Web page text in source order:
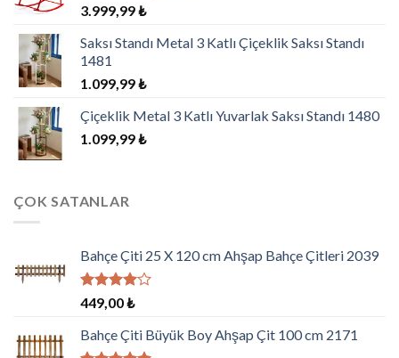
3.999,99₺
Saksı Standı Metal 3 Katlı Çiçeklik Saksı Standı
1481
1.099,99₺
Çiçeklik Metal 3 Katlı Yuvarlak Saksı Standı 1480
1.099,99₺
ÇOK SATANLAR
Bahçe Çiti 25 X 120 cm Ahşap Bahçe Çitleri 2039
5
üzerinden
4.00
oy
aldı
449,00₺
Bahçe Çiti Büyük Boy Ahşap Çit 100 cm 2171